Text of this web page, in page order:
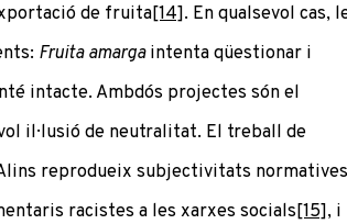
de fruita[14]. En qualsevol cas,
Fruita amargaintenta qüestionar i
intacte. Ambdós projectes són el
il·lusió de neutralitat. El treball de
reprodueix subjectivitats
racistes a les xarxes socials[15], i